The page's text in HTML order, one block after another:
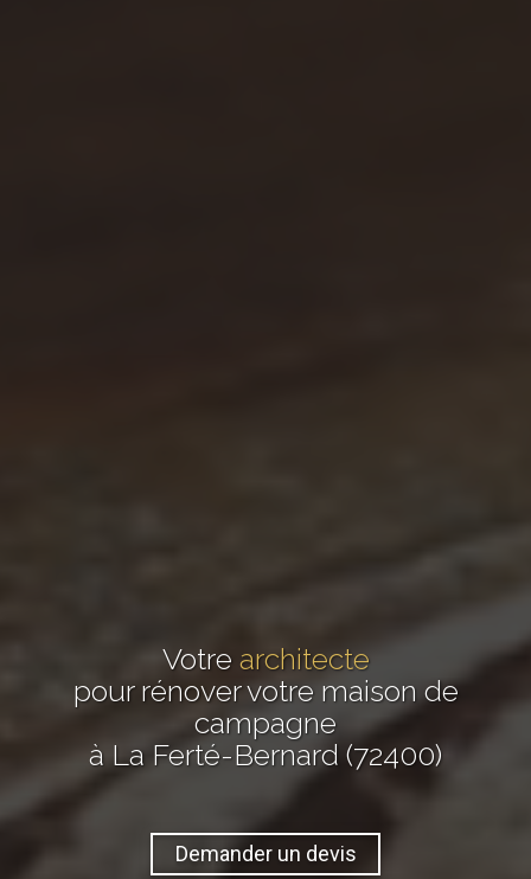
Votre architecte
pour rénover votre maison de
campagne
à La Ferté-Bernard (72400)
Demander un devis